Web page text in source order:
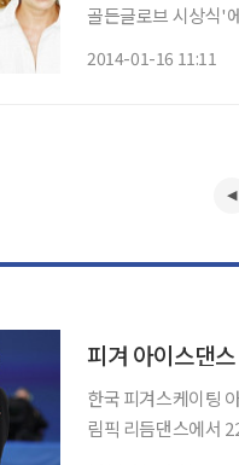
골든글로브 시상식'에서 하이힐을 집어
2014-01-16 11:11
한국 피겨스케이팅
림픽 리듬댄스에서 22위를